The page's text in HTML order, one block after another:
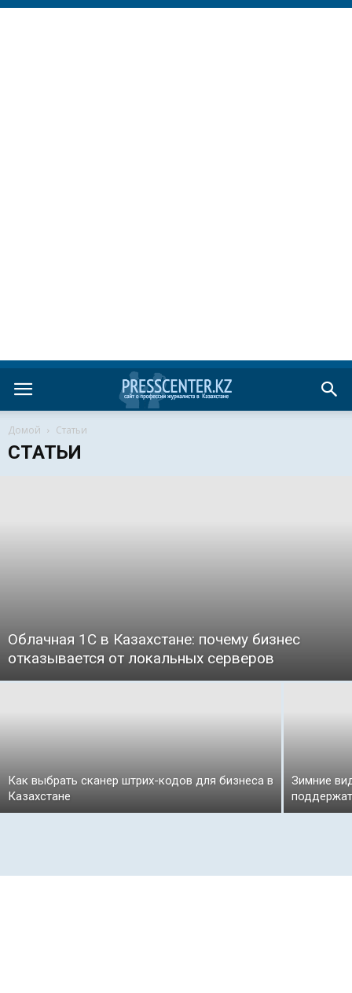
Домой Статьи
СТАТЬИ
Облачная 1С в Казахстане: почему бизнес
отказывается от локальных серверов
Как выбрать сканер штрих-кодов для бизнеса в
Казахстане
Зимние